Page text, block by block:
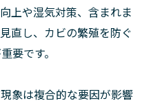
上や湿気対策、含まれま
直し、カビの繁殖を防ぐ
要です。
象は複合的な要因が影響